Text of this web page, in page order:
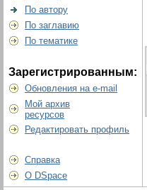
По автору
По заглавию
По тематике
Зарегистрированным:
Обновления на e-mail
Мой архив
ресурсов
Редактировать профиль
Справка
О DSpace